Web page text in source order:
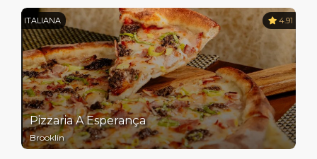
ITALIANA 4.91
Pizzaria A Esperança
Brooklin